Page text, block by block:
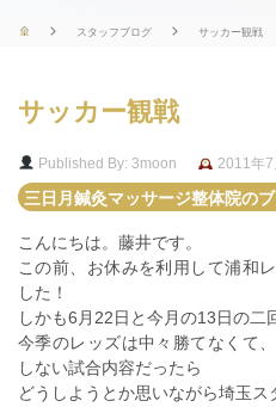
スタッフブログ サッカー観戦
サッカー観戦
Published By: 3moon
2011年7
三日月鍼灸マッサージ整体院の
こんにちは。藤井です。
この前、お休みを利用して浦和
した！
しかも6月22日と今月の13日の二
今季のレッズは中々勝てなくて
しない試合内容だったら
どうしようとか思いながら埼玉ス